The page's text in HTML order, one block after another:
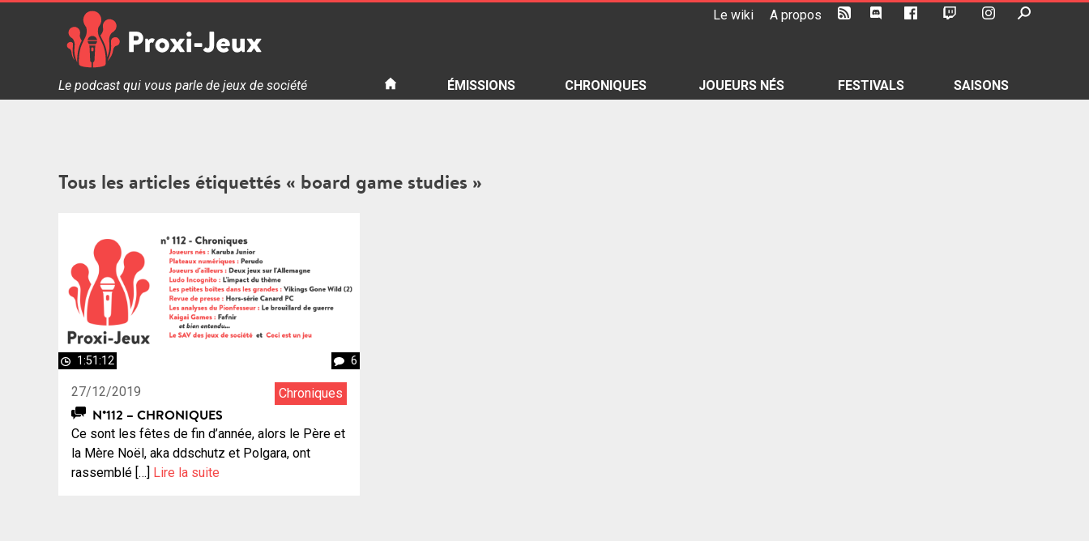
Le wiki A propos
Proxi Jeux - Le podcast qui vous parle de jeux de société
Le podcast qui vous parle de jeux de société ÉMISSIONS CHRONIQUES JOUEURS NÉS FESTIVALS SAISONS
Tous les articles étiquettés « board game studies »
1:51:12 6
27/12/2019 Chroniques
N°112 – CHRONIQUES
Ce sont les fêtes de fin d’année, alors le Père et
la Mère Noël, aka ddschutz et Polgara, ont
rassemblé […]
Lire la suite